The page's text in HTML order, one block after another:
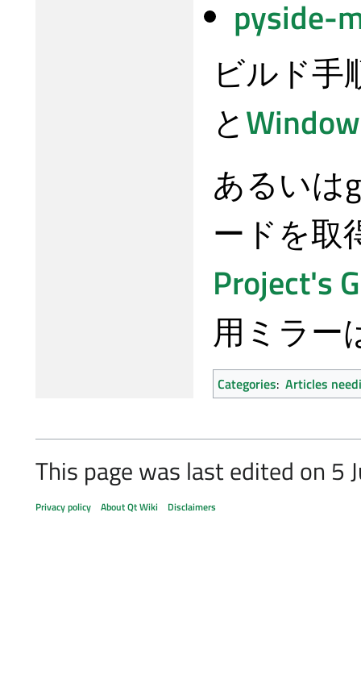
pyside-
ビルド手
と
あるいは
ードを取
Project's
用ミラー
Categories: Articles
This page was last edited on 5
Privacy policy About Qt Wiki Disclaimers